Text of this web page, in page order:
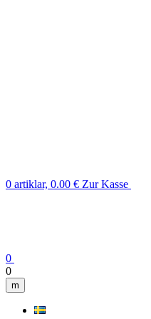
0 artiklar, 0.00 € Zur Kasse
0
0
m